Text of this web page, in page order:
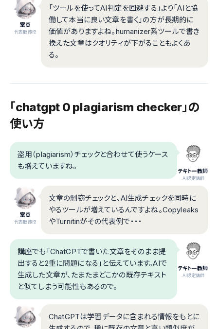
室谷
代表取締役
「ツールを使ってAI判定を回避する」より「AIと協
働して本当に良い文章を書く」の方が長期的に
価値がありますよね。humanizer系ツールで書き
換えた文章はクオリティが下がることもよくあ
る。
「chatgpt 0 plagiarism checker」の
使い方
テキトー教師
.AI認定講師
盗用（plagiarism）チェックと合わせて使うケース
も増えていますね。
室谷
代表取締役
文章の剽窃チェックと、AI生成チェックを同時に
やるツールが増えているんですよね。Copyleaks
やTurnitinがその代表例で・・・
テキトー教師
.AI認定講師
講座でも「ChatGPTで書いた文章をそのまま提
出すると2重に問題になる」と伝えています。AIで
生成した文章が、たまたまどこかの既存テキスト
と似てしまう可能性もあるので。
ChatGPTは学習データに含まれる情報をもとに